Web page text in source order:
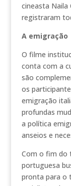
cineasta Naila
registraram
A emigração
O filme
conta com a
são
os
emigração
profundas
a política
anseios e
Com o fim do
portuguesa
pronta para o